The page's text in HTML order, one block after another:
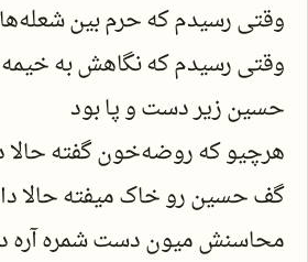
وقتی رسیدم که حرم بین
وقتی رسیدم که نگاهش به
حسین زیر دست و پا بود
هرچیو که روضه‌خون گفته حالا
گف حسین رو خاک میفته حالا
محاسنش میون دست شمره آره